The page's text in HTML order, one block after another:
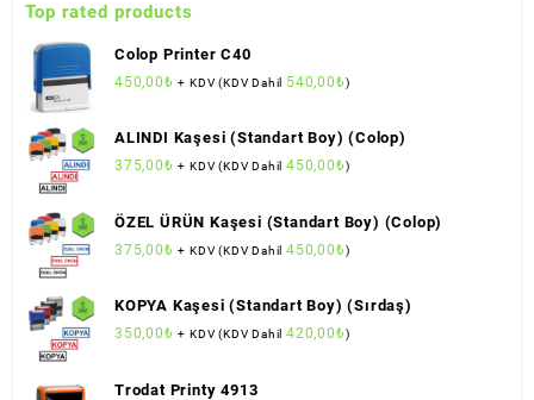
Top rated products
Colop Printer C40
450,00₺ + KDV (KDV Dahil 540,00₺)
ALINDI Kaşesi (Standart Boy) (Colop)
375,00₺ + KDV (KDV Dahil450,00₺)
ÖZEL ÜRÜN Kaşesi (Standart Boy) (Colop)
375,00₺ + KDV (KDV Dahil450,00₺)
KOPYA Kaşesi (Standart Boy) (Sırdaş)
350,00₺ + KDV (KDV Dahil420,00₺)
Trodat Printy 4913